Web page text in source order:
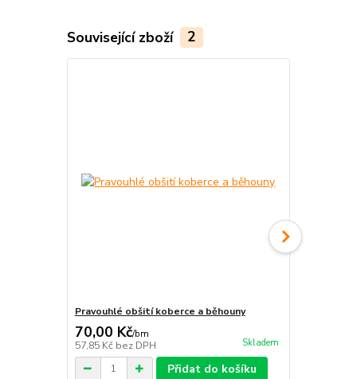
Související zboží 2
Pravouhlé obšití koberce a běhouny
70,00 Kč/bm
57,85 Kč bez DPH Skladem
Přidat do košíku